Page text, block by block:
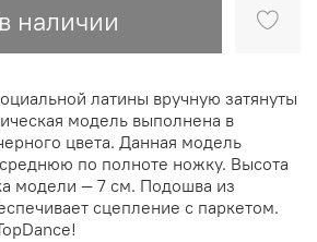
наличии
латины вручную затянуты
модель выполнена в
цвета. Данная модель
по полноте ножку. Высота
модели — 7 см. Подошва из
сцепление с паркетом.